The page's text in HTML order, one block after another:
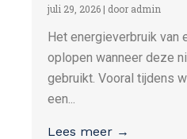
juli 29, 2026 | door admin
Het energieverbruik van
oplopen wanneer deze
gebruikt. Vooral tijdens
een...
Lees meer →